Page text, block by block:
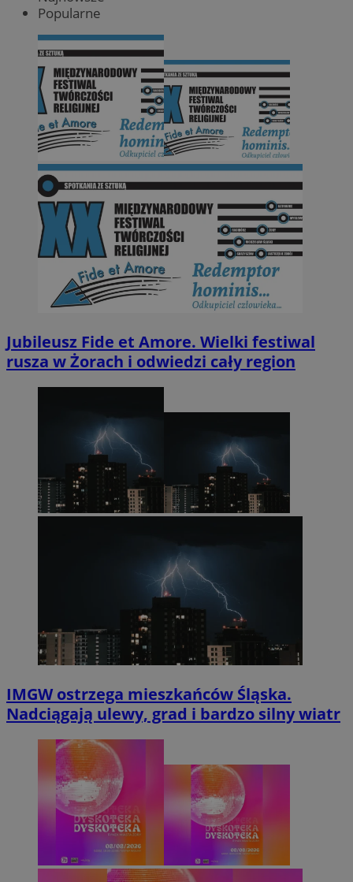
Popularne
Jubileusz Fide et Amore. Wielki festiwal
rusza w Żorach i odwiedzi cały region
IMGW ostrzega mieszkańców Śląska.
Nadciągają ulewy, grad i bardzo silny wiatr